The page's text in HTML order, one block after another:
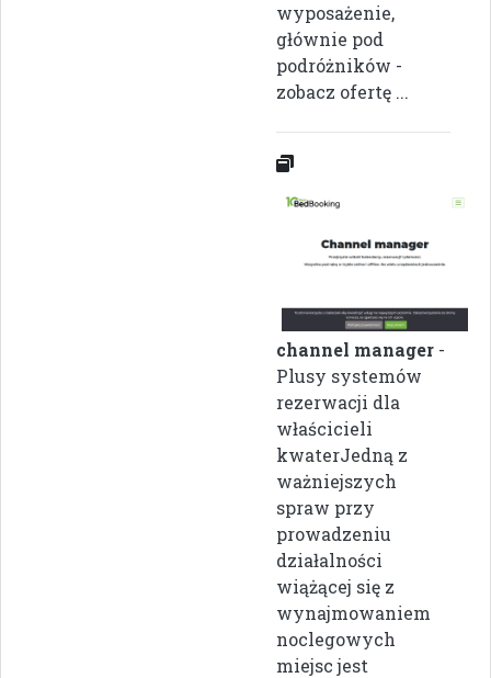
wyposażenie,
głównie pod
podróżników -
zobacz ofertę ...
channel manager -
Plusy systemów
rezerwacji dla
właścicieli
kwaterJedną z
ważniejszych
spraw przy
prowadzeniu
działalności
wiążącej się z
wynajmowaniem
noclegowych
miejsc jest